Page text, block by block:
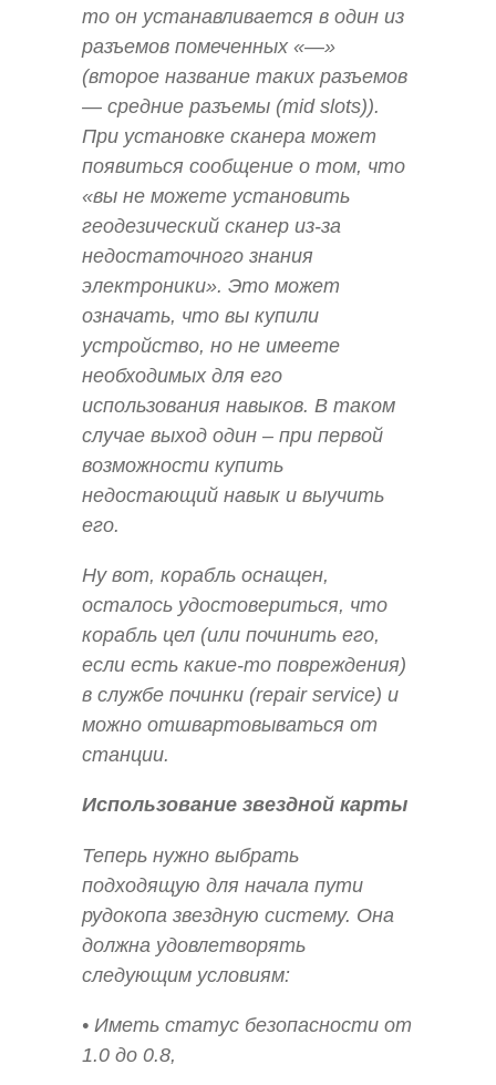
то он устанавливается в один из
разъемов помеченных «—»
(второе название таких разъемов
— средние разъемы (mid slots)).
При установке сканера может
появиться сообщение о том, что
«вы не можете установить
геодезический сканер из-за
недостаточного знания
электроники». Это может
означать, что вы купили
устройство, но не имеете
необходимых для его
использования навыков. В таком
случае выход один – при первой
возможности купить
недостающий навык и выучить
его.
Ну вот, корабль оснащен,
осталось удостовериться, что
корабль цел (или починить его,
если есть какие-то повреждения)
в службе починки (repair service) и
можно отшвартовываться от
станции.
Использование звездной карты
Теперь нужно выбрать
подходящую для начала пути
рудокопа звездную систему. Она
должна удовлетворять
следующим условиям:
• Иметь статус безопасности от
1.0 до 0.8,